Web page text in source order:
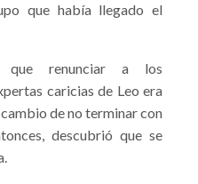
que había llegado el
que renunciar a los
caricias de Leo era
de no terminar con
descubrió que se